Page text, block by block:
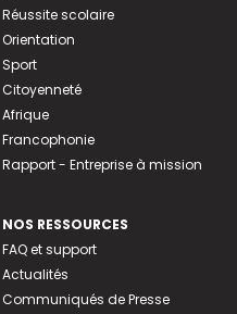
Réussite scolaire
Orientation
Sport
Citoyenneté
Afrique
Francophonie
Rapport - Entreprise à mission
NOS RESSOURCES
FAQ et support
Actualités
Communiqués de Presse